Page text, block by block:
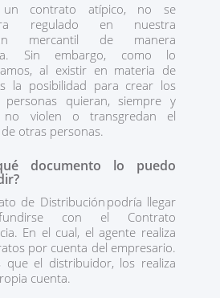
contrato atípico, no se
regulado en nuestra
mercantil de manera
Sin embargo, como lo
al existir en materia de
la posibilidad para crear los
quieran, siempre y
no violen o transgredan el
otras personas.
documento lo puedo
de Distribución podría llegar
con el Contrato
En el cual, el agente realiza
por cuenta del empresario.
que el distribuidor, los realiza
cuenta.